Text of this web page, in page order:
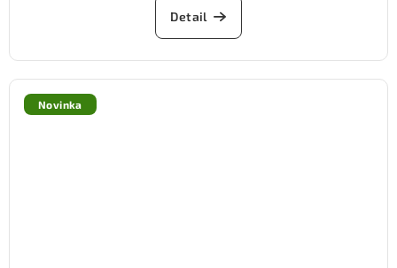
Detail
Novinka